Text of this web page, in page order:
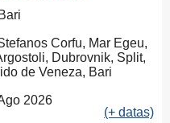
Corfu, Mar Egeu,
Dubrovnik, Split,
de Veneza, Bari
2026
(+ datas)